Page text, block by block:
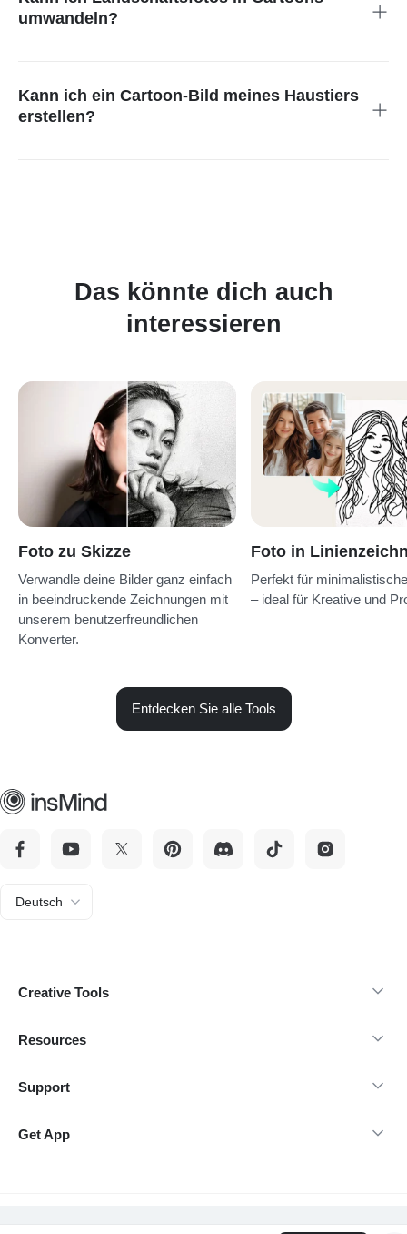
umwandeln?
Kann ich ein Cartoon-Bild meines Haustiers
erstellen?
Das könnte dich auch
interessieren
Foto zu Skizze
Verwandle deine Bilder ganz einfach
in beeindruckende Zeichnungen mit
unserem benutzerfreundlichen
Konverter.
Foto in
Perfekt für
– ideal für Kreative und
Entdecken Sie alle Tools
Deutsch
Creative Tools
Resources
Support
Get App